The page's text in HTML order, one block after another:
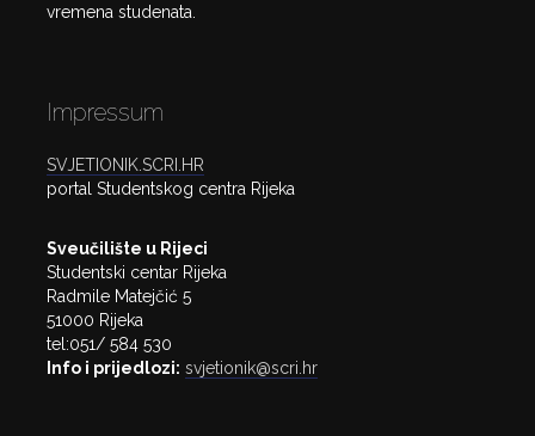
vremena studenata.
Impressum
SVJETIONIK.SCRI.HR
portal Studentskog centra Rijeka
Sveučilište u Rijeci
Studentski centar Rijeka
Radmile Matejčić 5
51000 Rijeka
tel:051/ 584 530
Info i prijedlozi: svjetionik@scri.hr